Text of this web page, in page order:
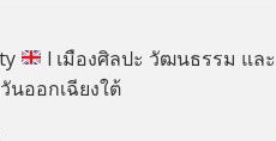
l เมืองศิลปะ วัฒนธรรม และ
นออกเฉียงใต้